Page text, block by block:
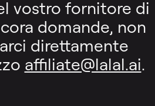
vostro fornitore di
domande, non
direttamente
affiliate@lalal.ai.